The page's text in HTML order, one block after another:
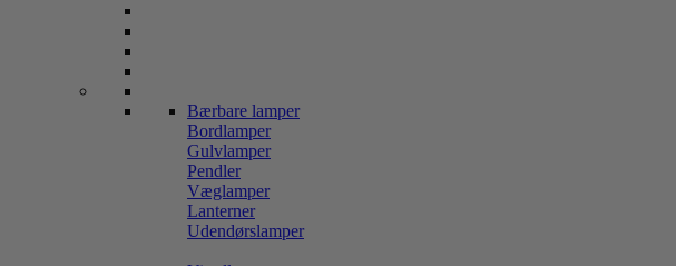
Bærbare lamper
Bordlamper
Gulvlamper
Pendler
Væglamper
Lanterner
Udendørslamper